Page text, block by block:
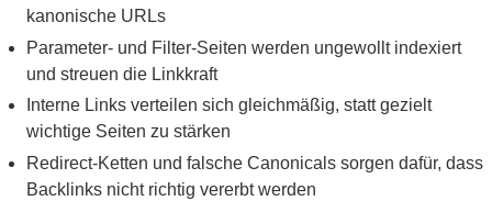
kanonische URLs
Parameter- und Filter-Seiten werden ungewollt indexiert
und streuen die Linkkraft
Interne Links verteilen sich gleichmäßig, statt gezielt
wichtige Seiten zu stärken
Redirect-Ketten und falsche Canonicals sorgen dafür, dass
Backlinks nicht richtig vererbt werden